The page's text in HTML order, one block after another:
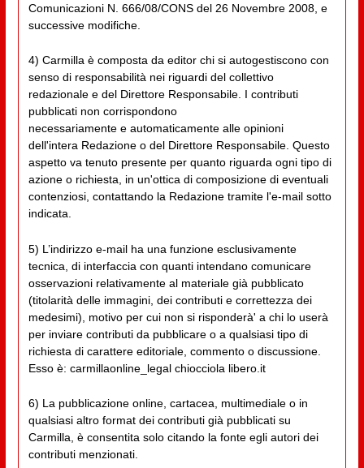
Comunicazioni N. 666/08/CONS del 26 Novembre 2008, e
successive modifiche.
4) Carmilla è composta da editor chi si autogestiscono con
senso di responsabilità nei riguardi del collettivo
redazionale e del Direttore Responsabile. I contributi
pubblicati non corrispondono
necessariamente e automaticamente alle opinioni
dell'intera Redazione o del Direttore Responsabile. Questo
aspetto va tenuto presente per quanto riguarda ogni tipo di
azione o richiesta, in un'ottica di composizione di eventuali
contenziosi, contattando la Redazione tramite l'e-mail sotto
indicata.
5) L’indirizzo e-mail ha una funzione esclusivamente
tecnica, di interfaccia con quanti intendano comunicare
osservazioni relativamente al materiale già pubblicato
(titolarità delle immagini, dei contributi e correttezza dei
medesimi), motivo per cui non si risponderà' a chi lo userà
per inviare contributi da pubblicare o a qualsiasi tipo di
richiesta di carattere editoriale, commento o discussione.
Esso è: carmillaonline_legal chiocciola libero.it
6) La pubblicazione online, cartacea, multimediale o in
qualsiasi altro format dei contributi già pubblicati su
Carmilla, è consentita solo citando la fonte egli autori dei
contributi menzionati.